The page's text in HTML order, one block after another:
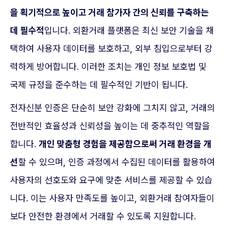
을 획기적으로 높이고 거래 참가자 간의 신뢰를 구축하는
데 필수적입니다. 외환거래 플랫폼은 최신 보안 기술을 채
택하여 사용자 데이터를 보호하고, 외부 침입으로부터 강
력하게 방어합니다. 이러한 조치는 개인 정보 보호법 및
국제 규정을 준수하는 데 필수적인 기반이 됩니다.
전자신분 인증은 단순히 보안 강화에 그치지 않고, 거래의
전반적인 효율성과 신뢰성을 높이는 데 중추적인 역할을
합니다. 개인 맞춤형 경험을 제공함으로써 거래 환경을 개
선할 수 있으며, 인증 과정에서 수집된 데이터를 활용하여
사용자의 선호도와 요구에 맞춘 서비스를 제공할 수 있습
니다. 이는 사용자 만족도를 높이고, 외환거래 참여자들이
보다 안전한 환경에서 거래할 수 있도록 지원합니다.